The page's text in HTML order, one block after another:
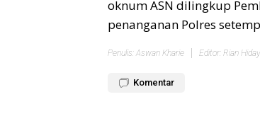
oknum ASN dilingkup
penanganan Polres
Penulis: Aswan Kharie Editor: Rian
Komentar